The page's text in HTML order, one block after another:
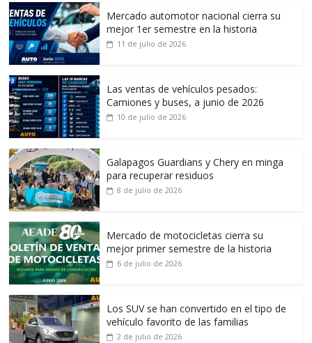
Mercado automotor nacional cierra su
mejor 1er semestre en la historia
11 de julio de 2026
Las ventas de vehículos pesados:
Camiones y buses, a junio de 2026
10 de julio de 2026
Galapagos Guardians y Chery en minga
para recuperar residuos
8 de julio de 2026
Mercado de motocicletas cierra su
mejor primer semestre de la historia
6 de julio de 2026
Los SUV se han convertido en el tipo de
vehículo favorito de las familias
2 de julio de 2026